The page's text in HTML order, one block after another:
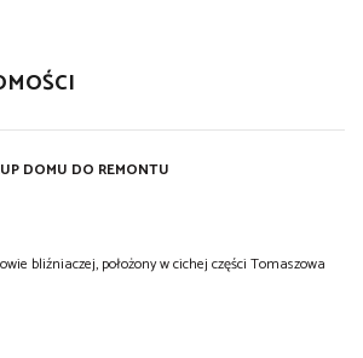
DOMU DO REMONTU
bliźniaczej, położony w cichej części Tomaszowa